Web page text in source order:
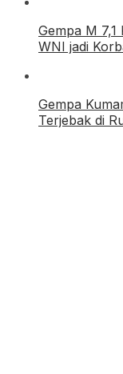
Gempa M
WNI jadi
Gempa
Terjebak di